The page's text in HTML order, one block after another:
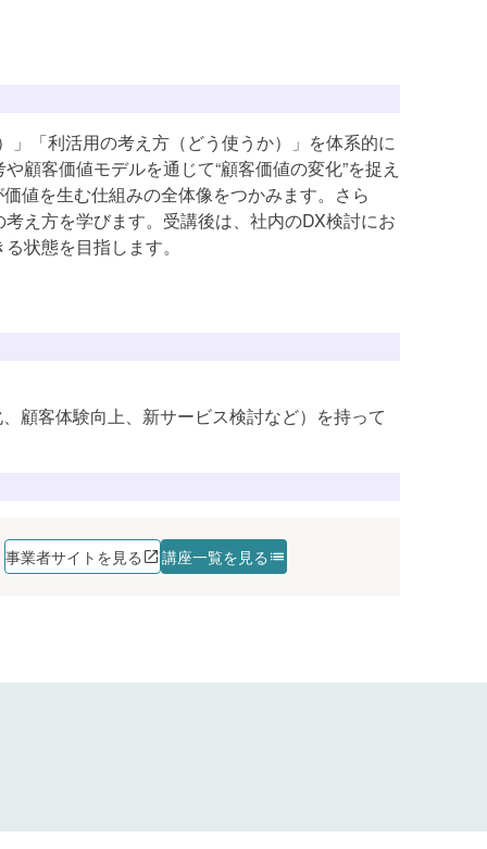
「利活用の考え方（どう使うか）」を体系的に
顧客価値モデルを通じて“顧客価値の変化”を捉え
値を生む仕組みの全体像をつかみます。さら
え方を学びます。受講後は、社内のDX検討にお
状態を目指します。
顧客体験向上、新サービス検討など）を持って
事業者サイトを見る 講座一覧を見る
講座を探す
講座を探す
講座を探す
講座を探す